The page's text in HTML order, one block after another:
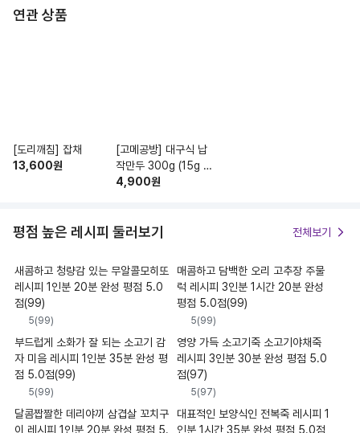
연관 상품
[도리깨침] 잡채
13,600원
[고메공방] 대구식 납
작만두 300g (15g x
20입)
4,900원
평점 높은 레시피 둘러보기 전체보기
새콤하고 청량감 있는 무알콜모히또
레시피 1인분 20분 완성 평점 5.0
점(99)
5(99)
매콤하고 담백한 오리 고추장 주물
럭 레시피 3인분 1시간 20분 완성
평점 5.0점(99)
5(99)
부드럽게 소화가 잘 되는 소고기 감
자 미음 레시피 1인분 35분 완성 평
점 5.0점(99)
5(99)
영양 가득 소고기죽 소고기야채죽
레시피 3인분 30분 완성 평점 5.0
점(97)
5(97)
달콤짭짤한 데리야끼 삼겹살 꼬치구
이 레시피 1인분 20분 완성 평점 5.
대표적인 보양식인 전복죽 레시피 1
인분 1시간 35분 완성 평점 5.0점